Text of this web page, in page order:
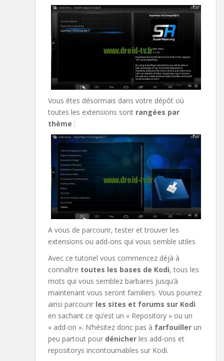
Vous êtes désormais dans votre dépôt où
toutes les extensions sont rangées par
thème :
A vous de parcourir, tester et trouver les
extensions ou add-ons qui vous semble utiles
Avec ce tutoriel vous commencez déjà à
connaître toutes les bases de Kodi, tous les
mots qui vous semblez barbares jusqu’à
maintenant vous seront familiers. Vous pourrez
ainsi parcourir les sites et forums sur Kodi
en sachant ce qu’est un « Repository » ou un
« add-on ». N’hésitez donc pas à farfouiller un
peu partout pour dénicher les add-ons et
repositorys incontournables sur Kodi.